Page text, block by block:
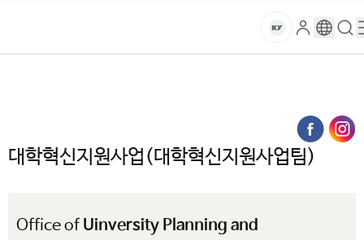
건
학
교
마
로
그
구
글
검
색
뉴대학혁신지원사업(대학혁신지원사업팀)
Office of Uinversity Planning and